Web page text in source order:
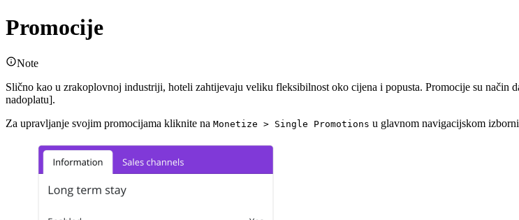
Promocije
Note
Slično kao u zrakoplovnoj industriji, hoteli zahtijevaju veliku fleksibilnost oko cijena i popusta. Promocije su način
nadoplatu].
Za upravljanje svojim promocijama kliknite na Monetize > Single Promotions u glavnom navigacijskom